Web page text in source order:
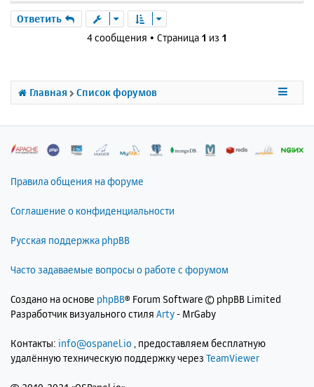
е
с
н
ч
Ответить
4 сообщения • Страница 1 из 1
Главная Список форумов
Правила общения на форуме
Соглашение о конфиденциальности
Русская поддержка phpBB
Часто задаваемые вопросы о работе с форумом
Создано на основе phpBB® Forum Software © phpBB Limited
Разработчик визуального стиля Arty- MrGaby
Контакты: info@ospanel.io , предоставляем бесплатную
удалённую техническую поддержку через TeamViewer